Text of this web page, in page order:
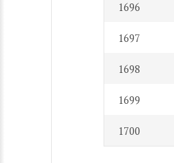
1696
1697
1698
1699
1700